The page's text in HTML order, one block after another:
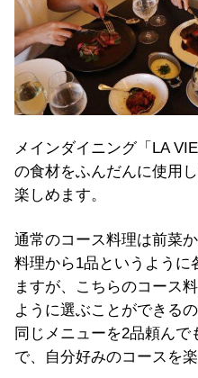
メインダイニング「LA
の食材をふんだんに使用
楽しめます。
通常のコース料理は前菜
料理から1品というように
ますが、こちらのコース
ように選ぶことができる
同じメニューを2品頼ん
で、自分好みのコースを